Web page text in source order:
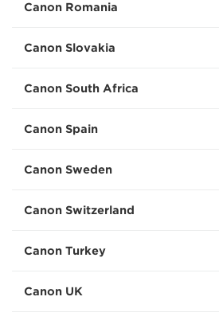
Canon Romania
Canon Slovakia
Canon South Africa
Canon Spain
Canon Sweden
Canon Switzerland
Canon Turkey
Canon UK